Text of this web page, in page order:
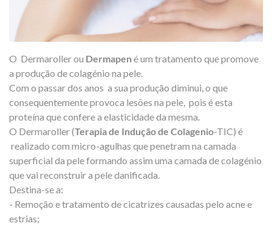
O Dermaroller ou Dermapené um tratamento que promove
a produção de colagénio na pele.
Com o passar dos anos a sua produção diminui, o que
consequentemente provoca lesões na pele, pois é esta
proteína que confere a elasticidade da mesma.
O Dermaroller (Terapia de Indução de Colagenio-TIC) é
realizado com micro-agulhas que penetram na camada
superficial da pele formando assim uma camada de colagénio
que vai reconstruir a pele danificada.
Destina-se a:
- Remoção e tratamento de cicatrizes causadas pelo acne e
estrias;